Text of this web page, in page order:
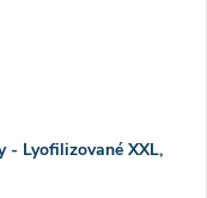
- Lyofilizované XXL,